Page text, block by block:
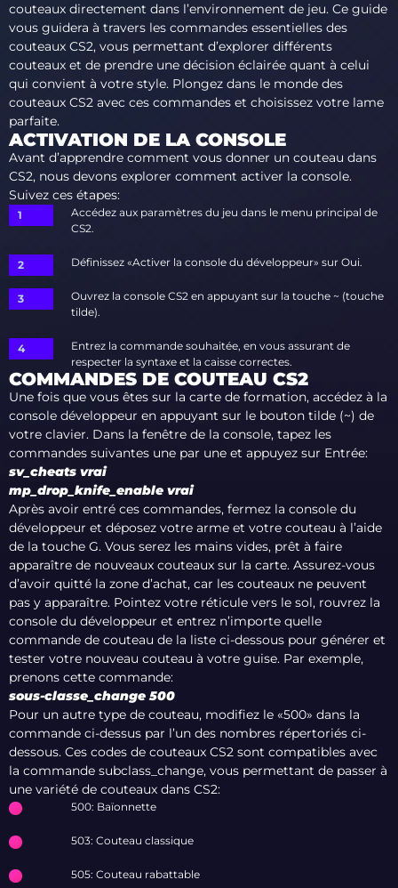
couteaux directement dans l’environnement de jeu. Ce guide
vous guidera à travers les commandes essentielles des
couteaux CS2, vous permettant d’explorer différents
couteaux et de prendre une décision éclairée quant à celui
qui convient à votre style. Plongez dans le monde des
couteaux CS2 avec ces commandes et choisissez votre lame
parfaite.
ACTIVATION DE LA CONSOLE
Avant d’apprendre comment vous donner un couteau dans
CS2, nous devons explorer comment activer la console.
Suivez ces étapes:
Accédez aux paramètres du jeu dans le menu principal de
CS2.
Définissez «Activer la console du développeur» sur Oui.
Ouvrez la console CS2 en appuyant sur la touche ~ (touche
tilde).
Entrez la commande souhaitée, en vous assurant de
respecter la syntaxe et la caisse correctes.
COMMANDES DE COUTEAU CS2
Une fois que vous êtes sur la carte de formation, accédez à la
console développeur en appuyant sur le bouton tilde (~) de
votre clavier. Dans la fenêtre de la console, tapez les
commandes suivantes une par une et appuyez sur Entrée:
sv_cheats vrai
mp_drop_knife_enable vrai
Après avoir entré ces commandes, fermez la console du
développeur et déposez votre arme et votre couteau à l’aide
de la touche G. Vous serez les mains vides, prêt à faire
apparaître de nouveaux couteaux sur la carte. Assurez-vous
d’avoir quitté la zone d’achat, car les couteaux ne peuvent
pas y apparaître. Pointez votre réticule vers le sol, rouvrez la
console du développeur et entrez n’importe quelle
commande de couteau de la liste ci-dessous pour générer et
tester votre nouveau couteau à votre guise. Par exemple,
prenons cette commande:
sous-classe_change 500
Pour un autre type de couteau, modifiez le «500» dans la
commande ci-dessus par l’un des nombres répertoriés ci-
dessous. Ces codes de couteaux CS2 sont compatibles avec
la commande subclass_change, vous permettant de passer à
une variété de couteaux dans CS2:
500: Baïonnette
503: Couteau classique
505: Couteau rabattable